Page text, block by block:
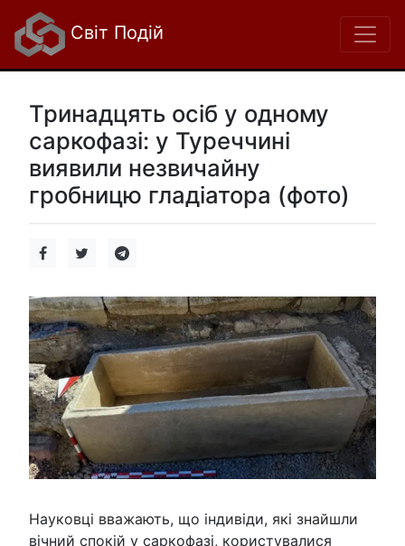
Світ Подій
Тринадцять осіб у одному
саркофазі: у Туреччині
виявили незвичайну
гробницю гладіатора (фото)
Науковці вважають, що індивіди, які знайшли
вічний спокій у саркофазі, користувалися